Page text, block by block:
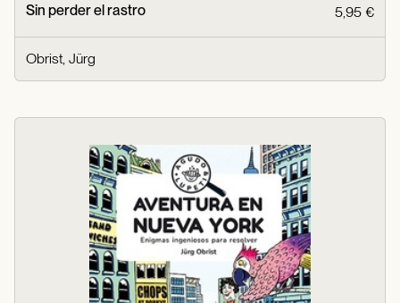
Sin perder el rastro 5,95 €
Obrist, Jürg